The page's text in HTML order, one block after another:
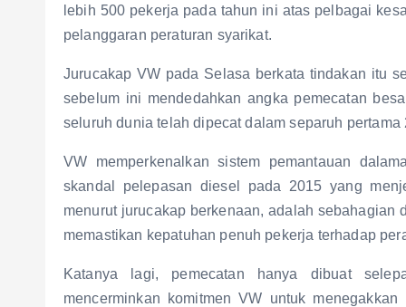
lebih 500 pekerja pada tahun ini atas pelbagai
pelanggaran peraturan syarikat.
Jurucakap VW pada Selasa berkata tindakan itu
sebelum ini mendedahkan angka pemecatan
seluruh dunia telah dipecat dalam separuh pertama
VW memperkenalkan sistem pemantauan
skandal pelepasan diesel pada 2015 yang
menurut jurucakap berkenaan, adalah sebahagian
memastikan kepatuhan penuh pekerja terhadap
Katanya lagi, pemecatan hanya dibuat
mencerminkan komitmen VW untuk